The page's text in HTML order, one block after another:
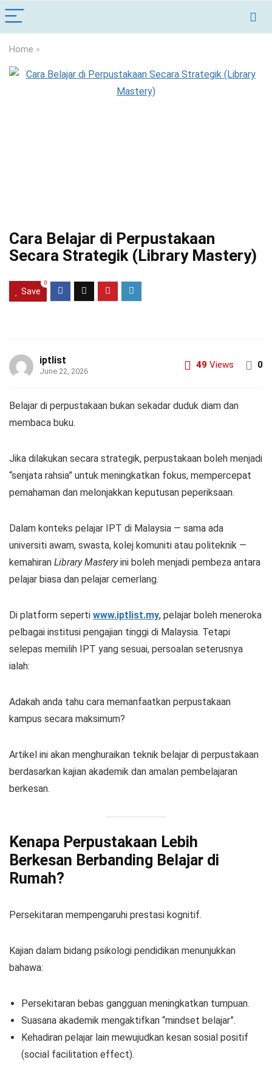
Home »
Cara Belajar di Perpustakaan
Secara Strategik (Library Mastery)
Save
0
iptlist
June 22, 2026
49 Views 0
Belajar di perpustakaan bukan sekadar duduk diam dan
membaca buku.
Jika dilakukan secara strategik, perpustakaan boleh menjadi
“senjata rahsia” untuk meningkatkan fokus, mempercepat
pemahaman dan melonjakkan keputusan peperiksaan.
Dalam konteks pelajar IPT di Malaysia — sama ada
universiti awam, swasta, kolej komuniti atau politeknik —
kemahiran Library Masteryini boleh menjadi pembeza antara
pelajar biasa dan pelajar cemerlang.
Di platform seperti www.iptlist.my, pelajar boleh meneroka
pelbagai institusi pengajian tinggi di Malaysia. Tetapi
selepas memilih IPT yang sesuai, persoalan seterusnya
ialah:
Adakah anda tahu cara memanfaatkan perpustakaan
kampus secara maksimum?
Artikel ini akan menghuraikan teknik belajar di perpustakaan
berdasarkan kajian akademik dan amalan pembelajaran
berkesan.
Kenapa Perpustakaan Lebih
Berkesan Berbanding Belajar di
Rumah?
Persekitaran mempengaruhi prestasi kognitif.
Kajian dalam bidang psikologi pendidikan menunjukkan
bahawa:
Persekitaran bebas gangguan meningkatkan tumpuan.
Suasana akademik mengaktifkan “mindset belajar”.
Kehadiran pelajar lain mewujudkan kesan sosial positif
(social facilitation effect).